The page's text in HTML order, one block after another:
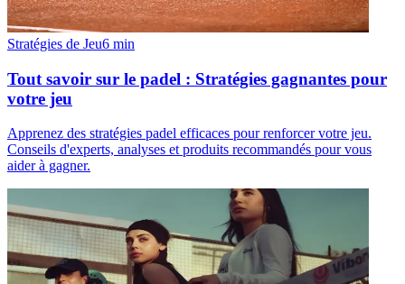
Stratégies de Jeu6 min
Tout savoir sur le padel : Stratégies gagnantes pour
votre jeu
Apprenez des stratégies padel efficaces pour renforcer votre jeu.
Conseils d'experts, analyses et produits recommandés pour vous
aider à gagner.